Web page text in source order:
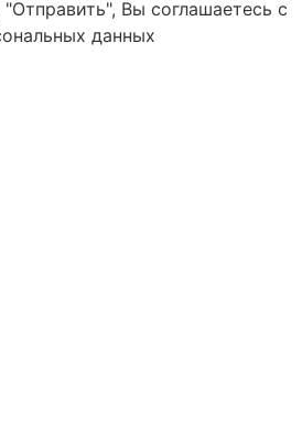
Вы соглашаетесь с
данных